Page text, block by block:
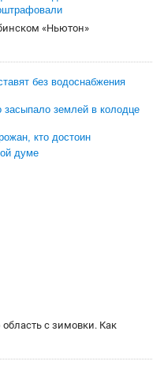
«Ньютон»
без водоснабжения
засыпало землей в колодце
кто достоин
думе
с зимовки. Как